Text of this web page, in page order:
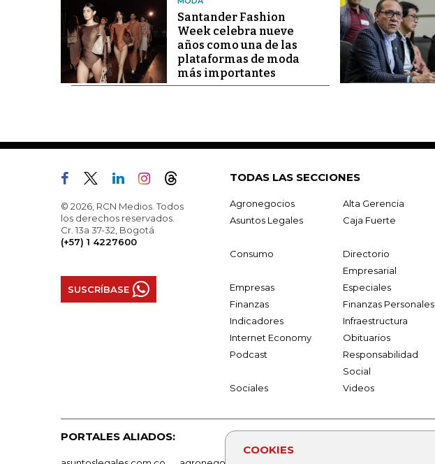
COOKIES
Santander Fashion
Week celebra nueve
años como una de las
plataformas de moda
más importantes
© 2026, RCN Medios. Todos
los derechos reservados.
Cr. 13a 37-32, Bogotá
(+57) 1 4227600
SUSCRÍBASE
TODAS LAS SECCIONES
Agronegocios Alta Gerencia
Asuntos Legales
Caja Fuerte
Consumo
Directorio
Empresarial
Empresas Especiales
Finanzas
Finanzas Personales
Indicadores
Infraestructura
Internet Economy
Obituarios
Podcast
Responsabilidad
Social
Sociales Videos
PORTALES ALIADOS: